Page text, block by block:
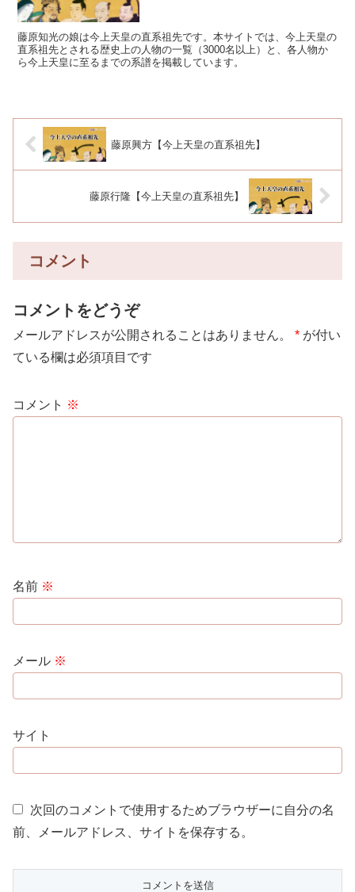
藤原知光の娘は今上天皇の直系祖先です。本サイトでは、今上天皇の
直系祖先とされる歴史上の人物の一覧（3000名以上）と、各人物か
ら今上天皇に至るまでの系譜を掲載しています。
藤原興方【今上天皇の直系祖先】
藤原行隆【今上天皇の直系祖先】
コメント
コメントをどうぞ
メールアドレスが公開されることはありません。 * が付い
ている欄は必須項目です
コメント ※
名前 ※
メール ※
サイト
次回のコメントで使用するためブラウザーに自分の名
前、メールアドレス、サイトを保存する。